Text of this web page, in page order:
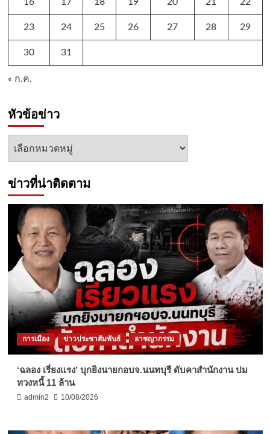
23 24 25 26 27 28 29
30 31
« ก.ค.
หัวข้อข่าว
หัวข้อ
ข่าวที่น่าติดตาม
การเมือง ข่าวประชาสัมพันธ์ อาชญากรรม
‘ฉลอง เรี่ยงแรง’ บุกยิงนายกอบจ.นนทบุรี ดับคาสำนักงาน ปม
ทวงหนี้ 11 ล้าน
admin2 10/08/2026